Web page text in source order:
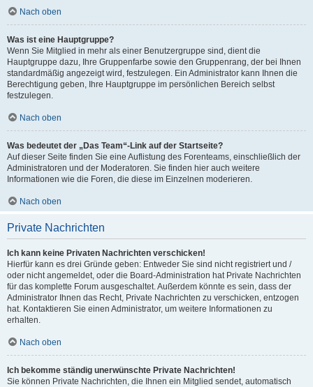
Nach oben
Was ist eine Hauptgruppe?
Wenn Sie Mitglied in mehr als einer Benutzergruppe sind, dient die
Hauptgruppe dazu, Ihre Gruppenfarbe sowie den Gruppenrang, der bei Ihnen
standardmäßig angezeigt wird, festzulegen. Ein Administrator kann Ihnen die
Berechtigung geben, Ihre Hauptgruppe im persönlichen Bereich selbst
festzulegen.
Nach oben
Was bedeutet der „Das Team“-Link auf der Startseite?
Auf dieser Seite finden Sie eine Auflistung des Forenteams, einschließlich der
Administratoren und der Moderatoren. Sie finden hier auch weitere
Informationen wie die Foren, die diese im Einzelnen moderieren.
Nach oben
Private Nachrichten
Ich kann keine Privaten Nachrichten verschicken!
Hierfür kann es drei Gründe geben: Entweder Sie sind nicht registriert und /
oder nicht angemeldet, oder die Board-Administration hat Private Nachrichten
für das komplette Forum ausgeschaltet. Außerdem könnte es sein, dass der
Administrator Ihnen das Recht, Private Nachrichten zu verschicken, entzogen
hat. Kontaktieren Sie einen Administrator, um weitere Informationen zu
erhalten.
Nach oben
Ich bekomme ständig unerwünschte Private Nachrichten!
Sie können Private Nachrichten, die Ihnen ein Mitglied sendet, automatisch